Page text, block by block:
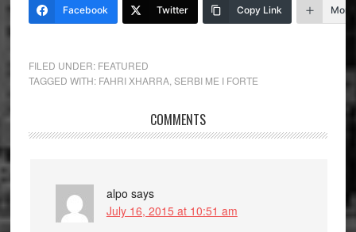
Facebook Twitter Copy Link More
FILED UNDER: FEATURED
TAGGED WITH: FAHRI XHARRA, SERBI ME I FORTE
COMMENTS
alpo says
July 16, 2015 at 10:51 am